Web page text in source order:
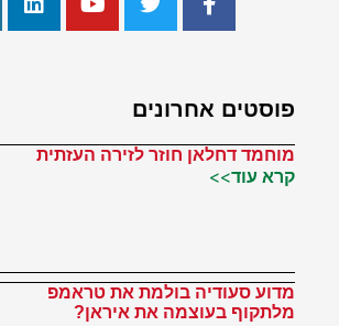
פוסטים אחרונים
מוחמד דחלאן חוזר לזירה העזתית
קרא עוד>>
מדוע סעודיה בולמת את טראמפ
מלתקוף בעוצמה את איראן?